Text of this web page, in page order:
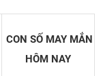
CON SỐ MAY MẮN
HÔM NAY